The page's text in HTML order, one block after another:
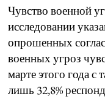
Чувство военной
исследовании
опрошенных
военных угроз
марте этого года с
лишь 32,8%